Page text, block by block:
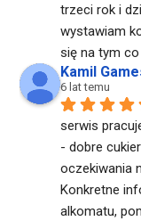
trzeci rok i
wystawiam
się na tym co
Kamil
6 lat temu
serwis
- dobre
oczekiwania
Konkretne
alkomatu,